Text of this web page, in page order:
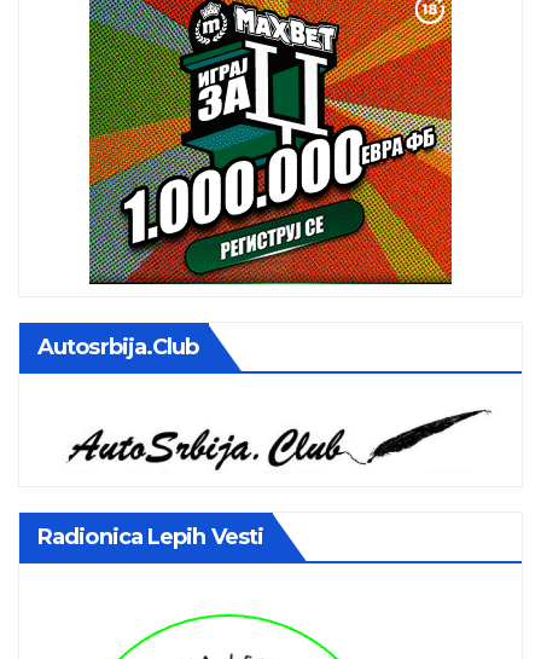
Autosrbija.club
Radionica Lepih Vesti